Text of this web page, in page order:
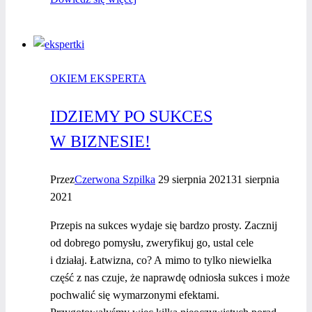
OKIEM EKSPERTA
IDZIEMY PO SUKCES
W BIZNESIE!
PrzezCzerwona Szpilka 29 sierpnia 202131 sierpnia
2021
Przepis na sukces wydaje się bardzo prosty. Zacznij
od dobrego pomysłu, zweryfikuj go, ustal cele
i działaj. Łatwizna, co? A mimo to tylko niewielka
część z nas czuje, że naprawdę odniosła sukces i może
pochwalić się wymarzonymi efektami.